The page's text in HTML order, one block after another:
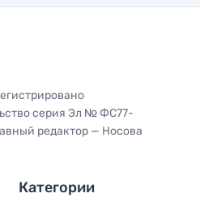
серия Эл № ФС77-
редактор — Носова
Категории